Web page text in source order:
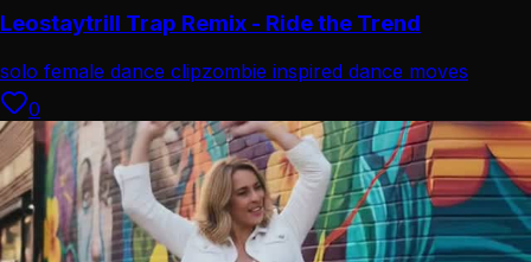
Leostaytrill Trap Remix - Ride the Trend
solo female dance clipzombie inspired dance moves
0